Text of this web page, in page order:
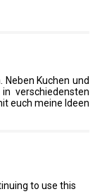
Neben Kuchen und
verschiedensten
euch meine Ideen
to use this